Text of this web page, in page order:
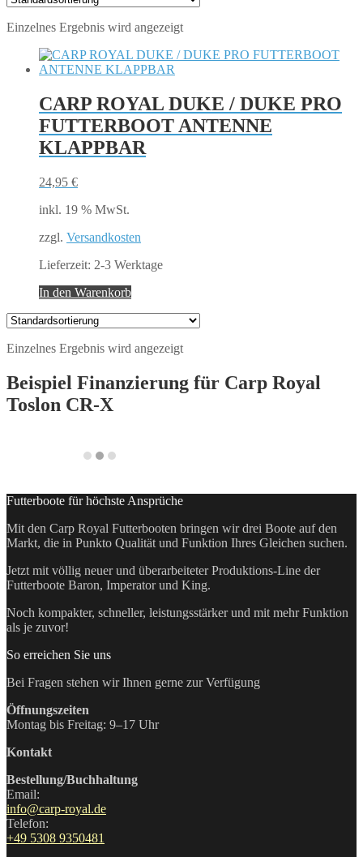
Einzelnes Ergebnis wird angezeigt
CARP ROYAL DUKE / DUKE PRO
FUTTERBOOT ANTENNE
KLAPPBAR
24,95 €
inkl. 19 % MwSt.
zzgl. Versandkosten
Lieferzeit: 2-3 Werktage
In den Warenkorb
Einzelnes Ergebnis wird angezeigt
Beispiel Finanzierung für Carp Royal
Toslon CR-X
Futterboote für höchste Ansprüche
Mit den Carp Royal Futterbooten bringen wir drei Boote auf den
Markt, die in Punkto Qualität und Funktion Ihres Gleichen suchen.
Jetzt mit völlig neuer und überarbeiteter Produktions-Line der
Futterboote Baron, Imperator und King.
Noch kompakter, schneller, leistungsstärker und mit mehr Funktion
als je zuvor!
So erreichen Sie uns
Bei Fragen stehen wir Ihnen gerne zur Verfügung
Öffnungszeiten
Montag bis Freitag: 9–17 Uhr
Kontakt
Bestellung/Buchhaltung
Email:
info@carp-royal.de
Telefon:
+49 5308 9350481